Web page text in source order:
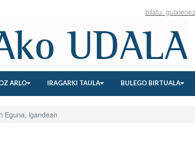
ARLO IRAGARKI TAULA BULEGO BIRTUALA
Eguna, igandean